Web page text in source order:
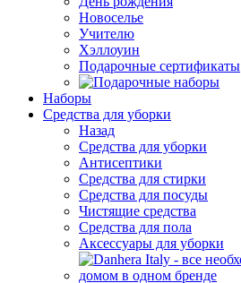
Новоселье
Учителю
Хэллоуин
Подарочные сертификаты
Наборы
Средства для уборки
Назад
Средства для уборки
Антисептики
Средства для стирки
Средства для посуды
Чистящие средства
Средства для пола
Аксессуары для уборки